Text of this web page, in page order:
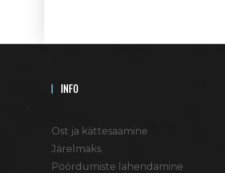
INFO
Ost ja kättesaamine
Järelmaks
Pöördumiste lahendamine